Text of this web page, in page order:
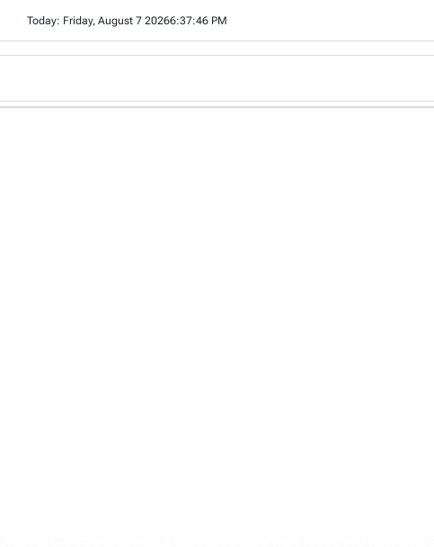
content
Today: Friday, August 7 20266:37:47 PM